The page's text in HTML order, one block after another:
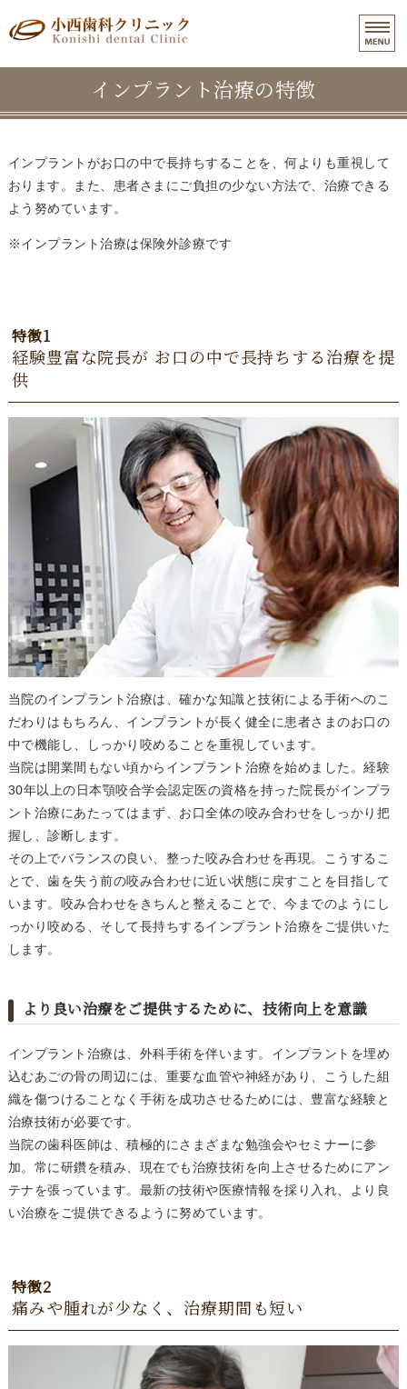
和歌山市東長町｜小西歯科クリ
インプラント治療
入れ歯治療
よくある質問
インプラント治療の特徴
インプラントがお口の中で長持ちすることを、何よりも重視して
おります。また、患者さまにご負担の少ない方法で、治療できる
よう努めています。
インプラント治療は保険外診療です
特徴1
経験豊富な院長が お口の中で長持ちする治療を提
供
当院のインプラント治療は、確かな知識と技術による手術へのこ
だわりはもちろん、インプラントが長く健全に患者さまのお口の
中で機能し、しっかり咬めることを重視しています。
当院は開業間もない頃からインプラント治療を始めました。経験
30年以上の日本顎咬合学会認定医の資格を持った院長がインプラ
ント治療にあたってはまず、お口全体の咬み合わせをしっかり把
握し、診断します。
その上でバランスの良い、整った咬み合わせを再現。こうするこ
とで、歯を失う前の咬み合わせに近い状態に戻すことを目指して
います。咬み合わせをきちんと整えることで、今までのようにし
っかり咬める、そして長持ちするインプラント治療をご提供いた
します。
より良い治療をご提供するために、技術向上を意識
インプラント治療は、外科手術を伴います。インプラントを埋め
込むあごの骨の周辺には、重要な血管や神経があり、こうした組
織を傷つけることなく手術を成功させるためには、豊富な経験と
治療技術が必要です。
当院の歯科医師は、積極的にさまざまな勉強会やセミナーに参
加。常に研鑽を積み、現在でも治療技術を向上させるためにアン
テナを張っています。最新の技術や医療情報を採り入れ、より良
い治療をご提供できるように努めています。
特徴2
痛みや腫れが少なく、治療期間も短い